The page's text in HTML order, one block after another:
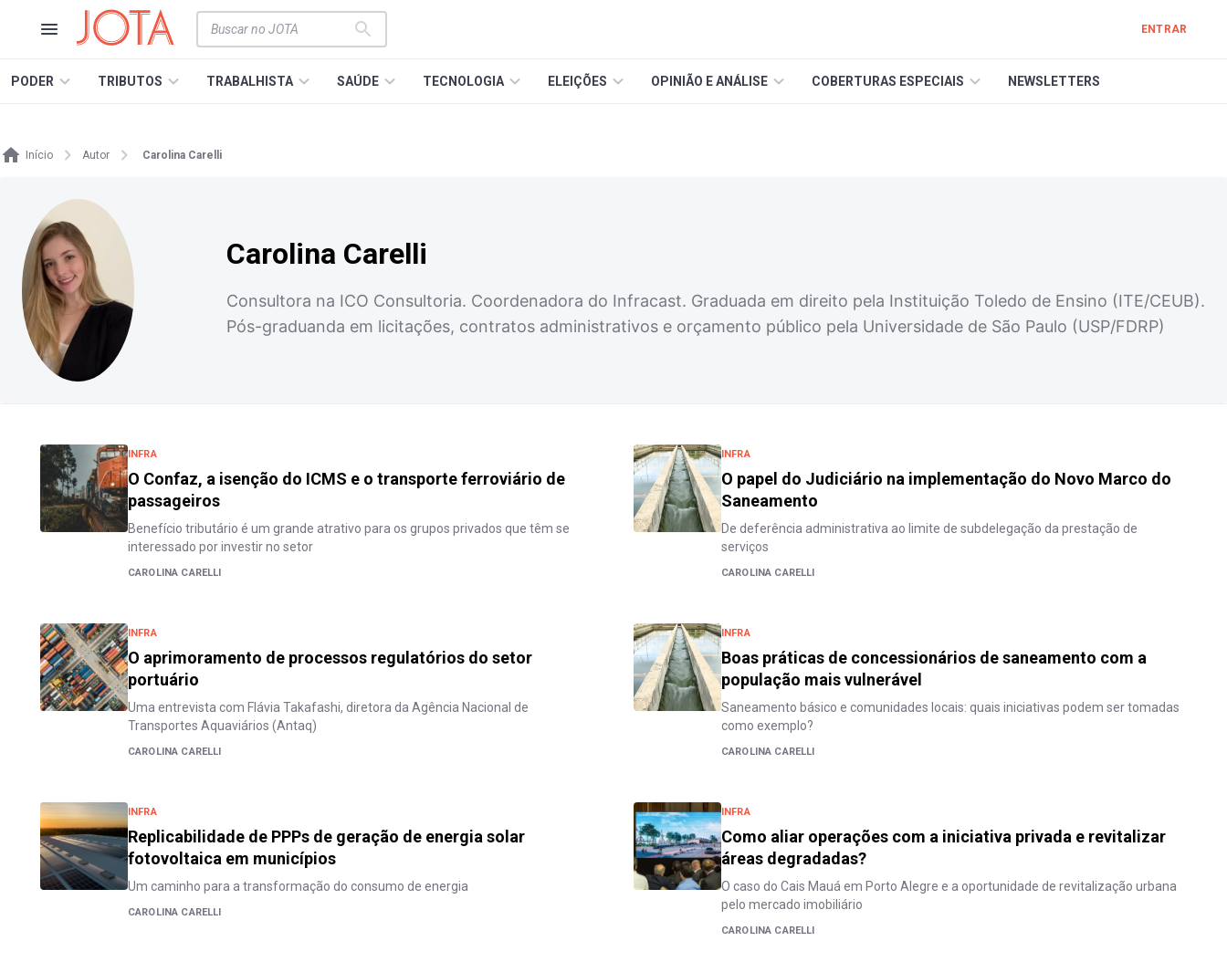
ENTRAR
PODER TRIBUTOS TRABALHISTA SAÚDE TECNOLOGIA ELEIÇÕES OPINIÃO E ANÁLISE COBERTURAS ESPECIAIS NEWSLETTERS
Início Autor Carolina Carelli
Carolina Carelli
Consultora na ICO Consultoria. Coordenadora do Infracast. Graduada em direito pela Instituição Toledo de Ensino (ITE/CEUB).
Pós-graduanda em licitações, contratos administrativos e orçamento público pela Universidade de São Paulo (USP/FDRP)
INFRA
O Confaz, a isenção do ICMS e o transporte ferroviário de
passageiros
Benefício tributário é um grande atrativo para os grupos privados que têm se
interessado por investir no setor
CAROLINA CARELLI
INFRA
O papel do Judiciário na implementação do Novo Marco do
Saneamento
De deferência administrativa ao limite de subdelegação da prestação de
serviços
CAROLINA CARELLI
INFRA
O aprimoramento de processos regulatórios do setor
portuário
Uma entrevista com Flávia Takafashi, diretora da Agência Nacional de
Transportes Aquaviários (Antaq)
CAROLINA CARELLI
INFRA
Boas práticas de concessionários de saneamento com a
população mais vulnerável
Saneamento básico e comunidades locais: quais iniciativas podem ser tomadas
como exemplo?
CAROLINA CARELLI
INFRA
Replicabilidade de PPPs de geração de energia solar
fotovoltaica em municípios
Um caminho para a transformação do consumo de energia
CAROLINA CARELLI
INFRA
Como aliar operações com a iniciativa privada e revitalizar
áreas degradadas?
O caso do Cais Mauá em Porto Alegre e a oportunidade de revitalização urbana
pelo mercado imobiliário
CAROLINA CARELLI